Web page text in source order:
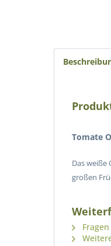
Tomate
Das weiße
großen